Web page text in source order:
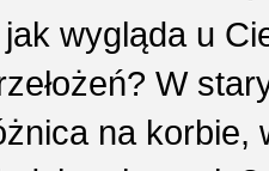
jak wygląda u
W
na korbie,